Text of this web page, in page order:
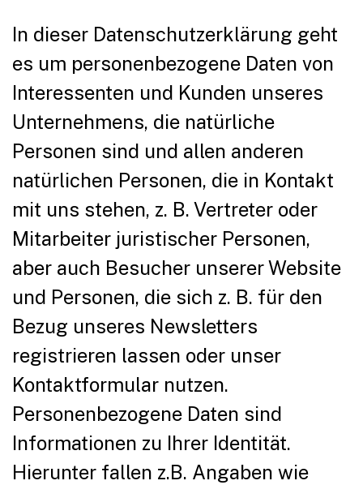
In dieser Datenschutzerklärung geht
es um personenbezogene Daten von
Interessenten und Kunden unseres
Unternehmens, die natürliche
Personen sind und allen anderen
natürlichen Personen, die in Kontakt
mit uns stehen, z. B. Vertreter oder
Mitarbeiter juristischer Personen,
aber auch Besucher unserer Website
und Personen, die sich z. B. für den
Bezug unseres Newsletters
registrieren lassen oder unser
Kontaktformular nutzen.
Personenbezogene Daten sind
Informationen zu Ihrer Identität.
Hierunter fallen z.B. Angaben wie